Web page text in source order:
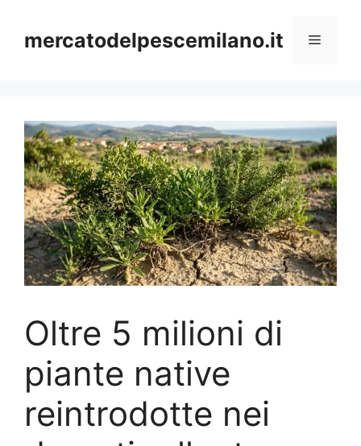
contenuto
mercatodelpescemilano.it Menu
Oltre 5 milioni di
piante native
reintrodotte nei